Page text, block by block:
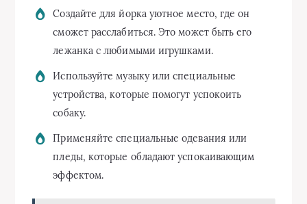
Создайте для йорка уютное место, где он
сможет расслабиться. Это может быть его
лежанка с любимыми игрушками.
Используйте музыку или специальные
устройства, которые помогут успокоить
собаку.
Применяйте специальные одевания или
пледы, которые обладают успокаивающим
эффектом.